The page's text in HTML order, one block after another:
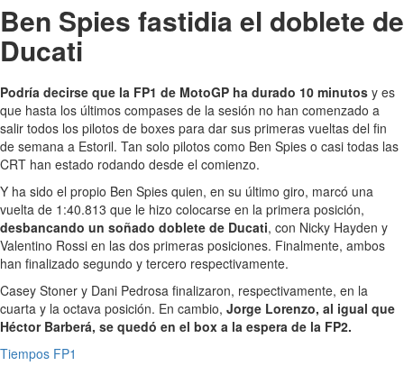
Ben Spies fastidia el doblete de
Ducati
Podría decirse que la FP1 de MotoGP ha durado 10 minutos y es
que hasta los últimos compases de la sesión no han comenzado a
salir todos los pilotos de boxes para dar sus primeras vueltas del fin
de semana a Estoril. Tan solo pilotos como Ben Spies o casi todas las
CRT han estado rodando desde el comienzo.
Y ha sido el propio Ben Spies quien, en su último giro, marcó una
vuelta de 1:40.813 que le hizo colocarse en la primera posición,
desbancando un soñado doblete de Ducati, con Nicky Hayden y
Valentino Rossi en las dos primeras posiciones. Finalmente, ambos
han finalizado segundo y tercero respectivamente.
Casey Stoner y Dani Pedrosa finalizaron, respectivamente, en la
cuarta y la octava posición. En cambio, Jorge Lorenzo, al igual que
Héctor Barberá, se quedó en el box a la espera de la FP2.
Tiempos FP1